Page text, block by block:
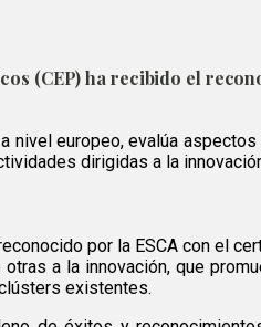
(CEP) ha recibido el
a nivel europeo, evalúa
dirigidas a la
por la ESCA con el
a la innovación, que
existentes.